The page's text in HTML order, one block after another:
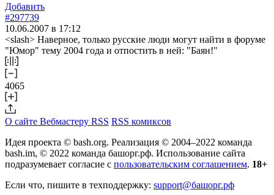
Добавить
#297739
10.06.2007 в 17:12
<slash> Наверное, только русские люди могут найти в форуме
"Юмор" тему 2004 года и отпостить в ней: "Баян!"
4065
О сайте Вебмастеру RSS RSS комиксов
Идея проекта © bash.org. Реализация © 2004–2022 команда
bash.im, © 2022 команда башорг.рф. Использование сайта
подразумевает согласие с пользовательским соглашением. 18+
Если что, пишите в техподдержку: support@башорг.рф